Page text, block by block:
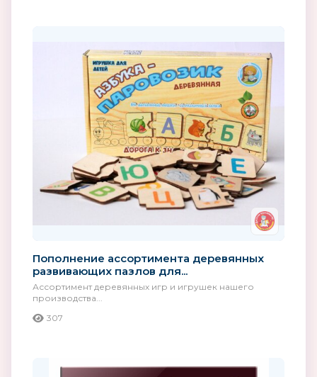
Пополнение ассортимента деревянных
развивающих пазлов для...
Ассортимент деревянных игр и игрушек нашего
производства...
307